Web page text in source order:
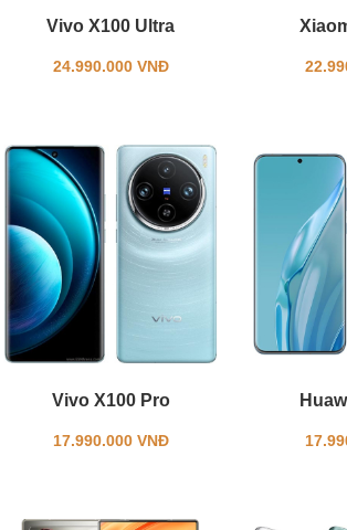
Vivo X100 Ultra
24.990.000 VNĐ
Vivo X100 Pro
17.990.000 VNĐ